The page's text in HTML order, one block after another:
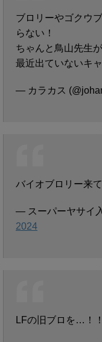
ブロリーやゴクウ
らない！
ちゃんと鳥山先生
最近出ていないキ
— カラカス
バイオブロリー来
— スーパーヤサイ
2024
LFの旧ブロを…！